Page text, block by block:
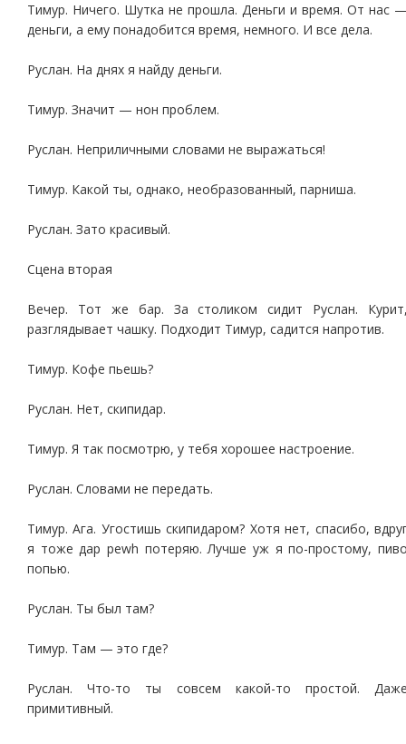
Тимур. Ничего. Шутка не прошла. Деньги и время. От нас
деньги, а ему понадобится время, немного. И все дела.
Руслан. На днях я найду деньги.
Тимур. Значит — нон проблем.
Руслан. Неприличными словами не выражаться!
Тимур. Какой ты, однако, необразованный, парниша.
Руслан. Зато красивый.
Сцена вторая
Вечер. Тот же бар. За столиком сидит Руслан.
разглядывает чашку. Подходит Тимур, садится напротив.
Тимур. Кофе пьешь?
Руслан. Нет, скипидар.
Тимур. Я так посмотрю, у тебя хорошее настроение.
Руслан. Словами не передать.
Тимур. Ага. Угостишь скипидаром? Хотя нет, спасибо,
я тоже дар pewh потеряю. Лучше уж я по-простому,
попью.
Руслан. Ты был там?
Тимур. Там — это где?
Руслан. Что-то ты совсем какой-то простой.
примитивный.